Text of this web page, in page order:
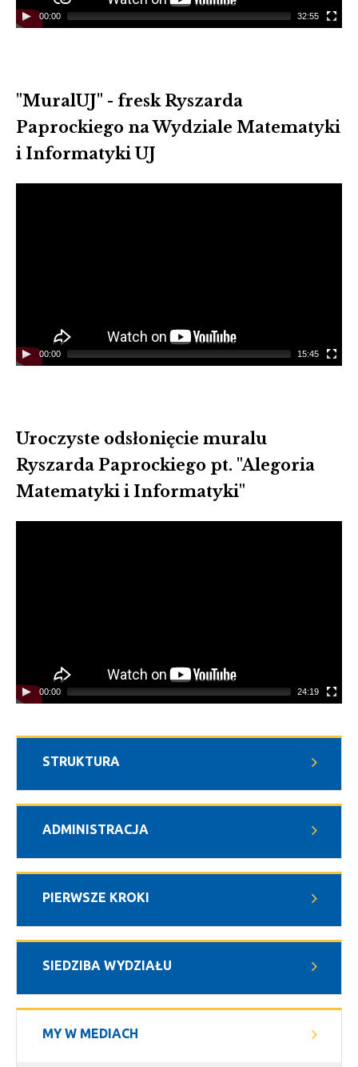
STRUKTURA
ADMINISTRACJA
PIERWSZE KROKI
SIEDZIBA WYDZIAŁU
MY W MEDIACH
00:00 32:55
"MuralUJ" - fresk Ryszarda
Paprockiego na Wydziale Matematyki
i Informatyki UJ
00:00 15:45
Uroczyste odsłonięcie muralu
Ryszarda Paprockiego pt. "Alegoria
Matematyki i Informatyki"
00:00 24:19